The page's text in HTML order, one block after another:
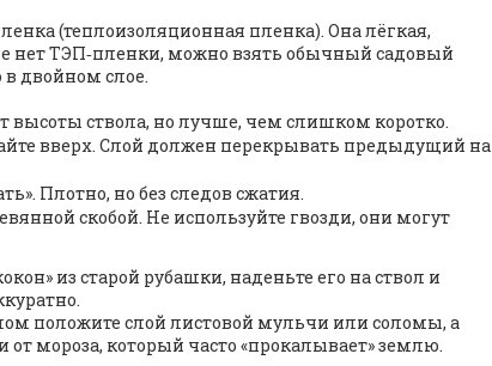
(теплоизоляционная пленка). Она лёгкая,
нет ТЭП‑пленки, можно взять обычный садовый
в двойном слое.
высоты ствола, но лучше, чем слишком коротко.
вверх. Слой должен перекрывать предыдущий на
Плотно, но без следов сжатия.
скобой. Не используйте гвозди, они могут
из старой рубашки, наденьте его на ствол и
положите слой листовой мульчи или соломы, а
мороза, который часто «прокалывает» землю.